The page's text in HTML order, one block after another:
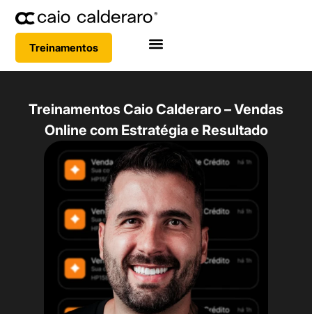
Treinamentos
Treinamentos Caio Calderaro – Vendas
Online com Estratégia e Resultado